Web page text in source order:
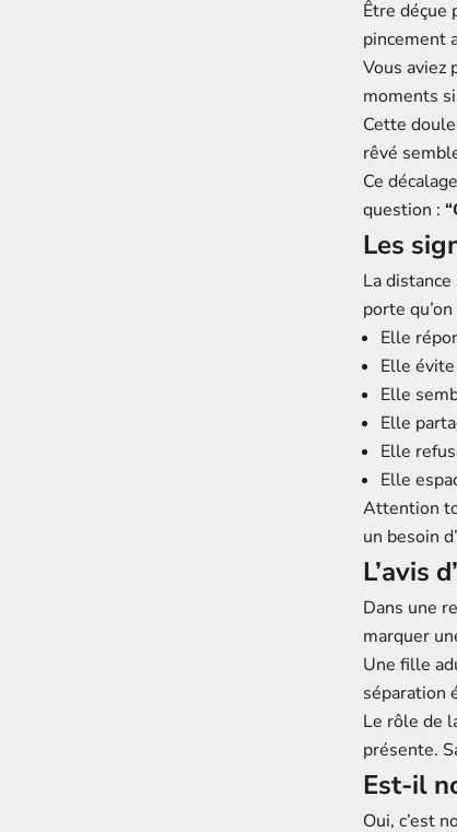
Être déçue
pincement
Vous aviez
moments
Cette
rêvé
Ce
question :
Les
La
porte
Elle
Elle
Elle
Elle
Elle
Elle
Attention
un besoin
L’avis
Dans une
marquer
Une fille
séparation
Le rôle de
présente.
Est-il
Oui, c’est